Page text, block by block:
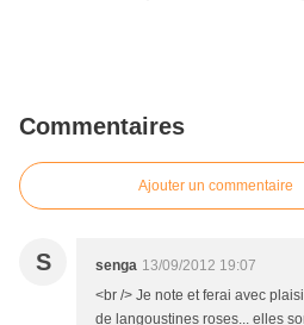
Commentaires
Ajouter un commentaire
S senga 13/09/2012 19:07
<br /> Je note et ferai avec
de langoustines roses... elles